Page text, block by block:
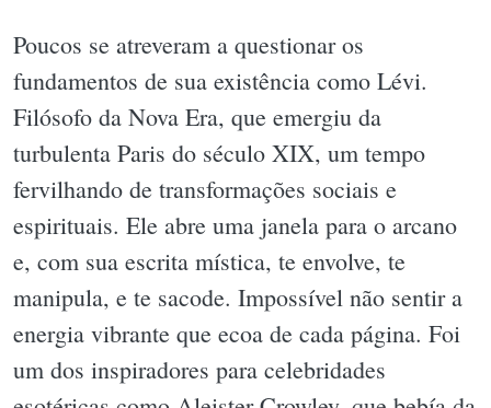
Poucos se atreveram a questionar os
fundamentos de sua existência como Lévi.
Filósofo da Nova Era, que emergiu da
turbulenta Paris do século XIX, um tempo
fervilhando de transformações sociais e
espirituais. Ele abre uma janela para o arcano
e, com sua escrita mística, te envolve, te
manipula, e te sacode. Impossível não sentir a
energia vibrante que ecoa de cada página. Foi
um dos inspiradores para celebridades